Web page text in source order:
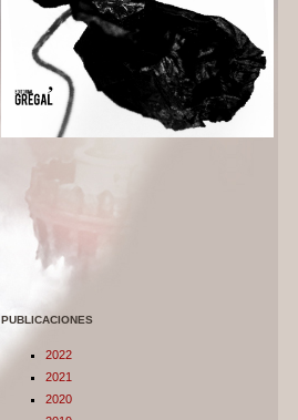
PUBLICACIONES
2022
2021
2020